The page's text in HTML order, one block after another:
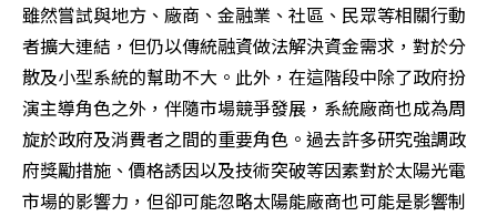
雖然嘗試與地方、廠商、金融業、社區、民眾等相關行動
者擴大連結，但仍以傳統融資做法解決資金需求，對於分
散及小型系統的幫助不大。此外，在這階段中除了政府扮
演主導角色之外，伴隨市場競爭發展，系統廠商也成為周
旋於政府及消費者之間的重要角色。過去許多研究強調政
府獎勵措施、價格誘因以及技術突破等因素對於太陽光電
市場的影響力，但卻可能忽略太陽能廠商也可能是影響制